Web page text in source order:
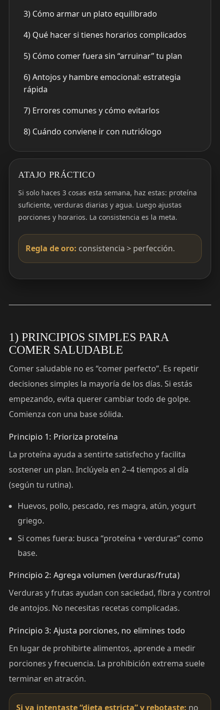
3) Cómo armar un plato equilibrado
4) Qué hacer si tienes horarios complicados
5) Cómo comer fuera sin “arruinar” tu plan
6) Antojos y hambre emocional: estrategia
rápida
7) Errores comunes y cómo evitarlos
8) Cuándo conviene ir con nutriólogo
ATAJO PRÁCTICO
Si solo haces 3 cosas esta semana, haz estas: proteína
suficiente, verduras diarias y agua. Luego ajustas
porciones y horarios. La consistencia es la meta.
Regla de oro: consistencia > perfección.
1) PRINCIPIOS SIMPLES PARA
COMER SALUDABLE
Comer saludable no es “comer perfecto”. Es repetir
decisiones simples la mayoría de los días. Si estás
empezando, evita querer cambiar todo de golpe.
Comienza con una base sólida.
Principio 1: Prioriza proteína
La proteína ayuda a sentirte satisfecho y facilita
sostener un plan. Inclúyela en 2–4 tiempos al día
(según tu rutina).
Huevos, pollo, pescado, res magra, atún, yogurt
griego.
Si comes fuera: busca “proteína + verduras” como
base.
Principio 2: Agrega volumen (verduras/fruta)
Verduras y frutas ayudan con saciedad, fibra y control
de antojos. No necesitas recetas complicadas.
Principio 3: Ajusta porciones, no elimines todo
En lugar de prohibirte alimentos, aprende a medir
porciones y frecuencia. La prohibición extrema suele
terminar en atracón.
Si ya intentaste “dieta estricta” y rebotaste: no